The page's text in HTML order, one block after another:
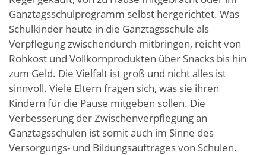
Ganztagsschulprogramm selbst hergerichtet. Was
Schulkinder heute in die Ganztagsschule als
Verpflegung zwischendurch mitbringen, reicht von
Rohkost und Vollkornprodukten über Snacks bis hin
zum Geld. Die Vielfalt ist groß und nicht alles ist
sinnvoll. Viele Eltern fragen sich, was sie ihren
Kindern für die Pause mitgeben sollen. Die
Verbesserung der Zwischenverpflegung an
Ganztagsschulen ist somit auch im Sinne des
Versorgungs- und Bildungsauftrages von Schulen.